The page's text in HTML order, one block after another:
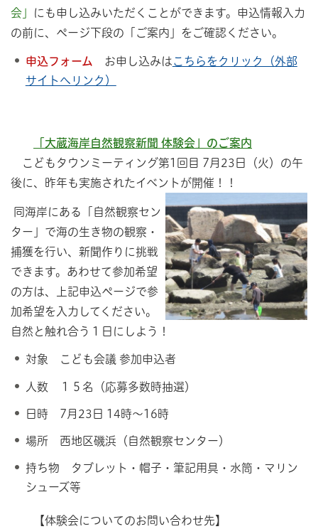
会」
にも申し込みいただくことができます。申込情報入力
の前に、ページ下段の「ご案内」をご確認ください。
申込フォーム お申し込みはこちらをクリック（外部
サイトへリンク）
「大蔵海岸自然観察新聞 体験会」のご案内
こどもタウンミーティング第1回目 7月23日（火）の午
後に、昨年も実施されたイベントが開催！！
同海岸にある「自然観察セン
ター」で海の生き物の観察・
捕獲を行い、新聞作りに挑戦
できます。あわせて参加希望
の方は、上記申込ページで参
加希望を入力してください。
自然と触れ合う１日にしよう！
対象 こども会議 参加申込者
人数 １５名（応募多数時抽選）
日時 7月23日 14時～16時
場所 西地区磯浜（自然観察センター）
持ち物 タブレット・帽子・筆記用具・水筒・マリン
シューズ等
【体験会についてのお問い合わせ先】